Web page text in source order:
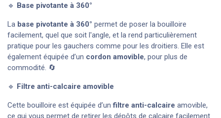
🔹 Base pivotante à 360°
La base pivotante à 360° permet de poser la bouilloire
facilement, quel que soit l'angle, et la rend particulièrement
pratique pour les gauchers comme pour les droitiers. Elle est
également équipée d’un cordon amovible, pour plus de
commodité. 🔄
🔹 Filtre anti-calcaire amovible
Cette bouilloire est équipée d’unfiltre anti-calcaire amovible,
ce qui vous permet de retirer les dépôts de calcaire facilement